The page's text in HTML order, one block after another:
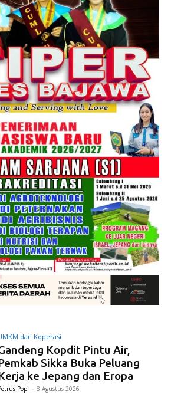
dan Koperasi
Kopdit Pintu Air,
Sikka Buka Peluang
ke Jepang dan Eropa
Popi - 8 Agustus 2026